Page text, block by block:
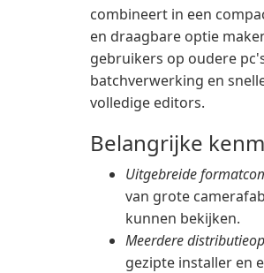
combineert in een
en draagbare optie
gebruikers op oudere
batchverwerking en
volledige editors.
Belangrijke
Uitgebreide
van grote
kunnen bekijken.
Meerdere
gezipte installer en